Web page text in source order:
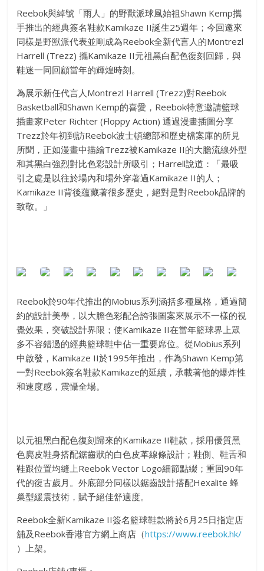
Reebok與綽號「雨人」的野獸派球風始祖Shawn Kemp攜
手推出的經典簽名鞋款Kamikaze II誕生25週年；今回邀來
同樣是野獸派代表並剛成為Reebok全新代言人的Montrezl
Harrell (Trezz) 攜Kamikaze II元祖黑白配色復刻回歸，與
鞋迷一同回顧當年的輝煌時刻。
為展示新任代言人Montrezl Harrell (Trezz)對Reebok
Basketball和Shawn Kemp的喜愛，Reebok特意邀請籃球
插畫家Peter Richter (Floppy Action) 通過漫畫插圖分享
Trezz於年初到訪Reebok波士頓總部和歷史檔案庫的所見
所聞，正如漫畫中描繪Trezz被Kamikaze II的大膽流線外型
和其黑白強烈對比色彩設計所吸引；Harrell說道：「最吸
引之處是以往於場內和場外穿著過Kamikaze II的人；
Kamikaze II背後蘊藏著很多歷史，絕對是對Reebok品牌的
致敬。」
Reebok於90年代推出的Mobius系列涵括多種風格，通過簡
約的設計美學，以大膽色彩配合誇張圖案來展示不一樣的視
覺效果，突破設計界限；使Kamikaze II在當年籃球界上眾
多不容錯過的經典籃球鞋中佔一重要席位。從Mobius系列
中啟發，Kamikaze II於1995年推出，作為Shawn Kemp第
一對Reebok簽名鞋款Kamikaze的延續，承載著他的爆炸性
和速度感，震懾全場。
以元祖黑白配色復刻歸來的Kamikaze II鞋款，採用優質黑
色麂皮鞋身搭配鋸齒狀的白色皮革線條設計；鞋側、鞋舌和
鞋跟位置均縫上Reebok Vector Logo細節點綴；重回90年
代的復古歲月。外底部分同樣以鋸齒設計搭配Hexalite 蜂
巢型緩震技術，賦予絕佳舒適度。
Reebok全新Kamikaze II簽名籃球鞋款將於6月25日指定店
舖及Reebok香港官方網上商店（https://www.reebok.hk/
）上架。